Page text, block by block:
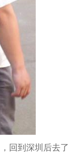
回到深圳后去了